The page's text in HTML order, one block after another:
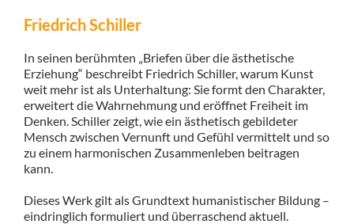
Friedrich Schiller
In seinen berühmten „Briefen über die ästhetische
Erziehung“ beschreibt Friedrich Schiller, warum Kunst
weit mehr ist als Unterhaltung: Sie formt den Charakter,
erweitert die Wahrnehmung und eröffnet Freiheit im
Denken. Schiller zeigt, wie ein ästhetisch gebildeter
Mensch zwischen Vernunft und Gefühl vermittelt und so
zu einem harmonischen Zusammenleben beitragen
kann.
Dieses Werk gilt als Grundtext humanistischer Bildung –
eindringlich formuliert und überraschend aktuell.